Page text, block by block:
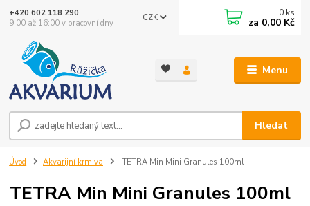
Menu
CZK
Hledat
+420 602 118 290
9:00 až 16:00 v pracovní dny
0 ks
za 0,00 Kč
Úvod Akvarijní krmiva TETRA Min Mini Granules 100ml
TETRA Min Mini Granules 100ml